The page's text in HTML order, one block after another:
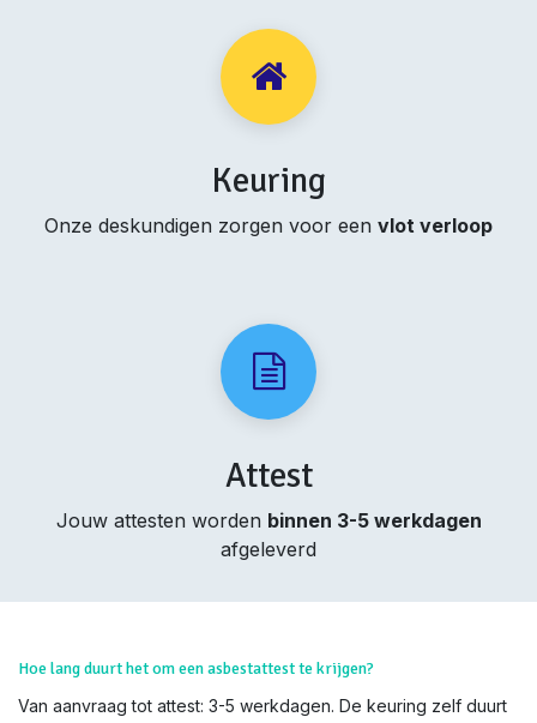
Keuring
Onze deskundigen zorgen voor een vlot verloop
Attest
Jouw attesten worden binnen 3-5 werkdagen
afgeleverd
Hoe lang duurt het om een asbestattest te krijgen?
Van aanvraag tot attest: 3-5 werkdagen. De keuring zelf duurt